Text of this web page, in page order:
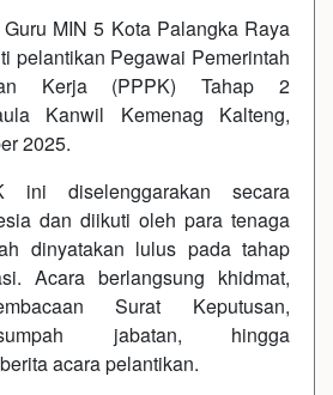
MIN 5 Kota Palangka Raya
pelantikan Pegawai Pemerintah
Kerja (PPPK) Tahap 2
Kanwil Kemenag Kalteng,
2025.
ini diselenggarakan secara
dan diikuti oleh para tenaga
dinyatakan lulus pada tahap
Acara berlangsung khidmat,
Surat Keputusan,
jabatan, hingga
acara pelantikan.